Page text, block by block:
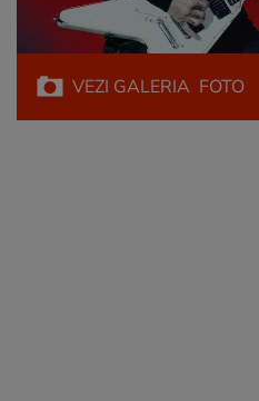
VEZI GALERIA FOTO